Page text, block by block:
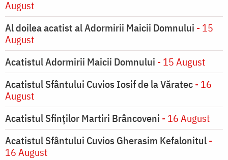
August
Al doilea acatist al Adormirii Maicii Domnului - 15
August
Acatistul Adormirii Maicii Domnului - 15 August
Acatistul Sfântului Cuvios Iosif de la Văratec- 16
August
Acatistul Sfinților Martiri Brâncoveni - 16 August
Acatistul Sfântului Cuvios Gherasim Kefalonitul-
16 August